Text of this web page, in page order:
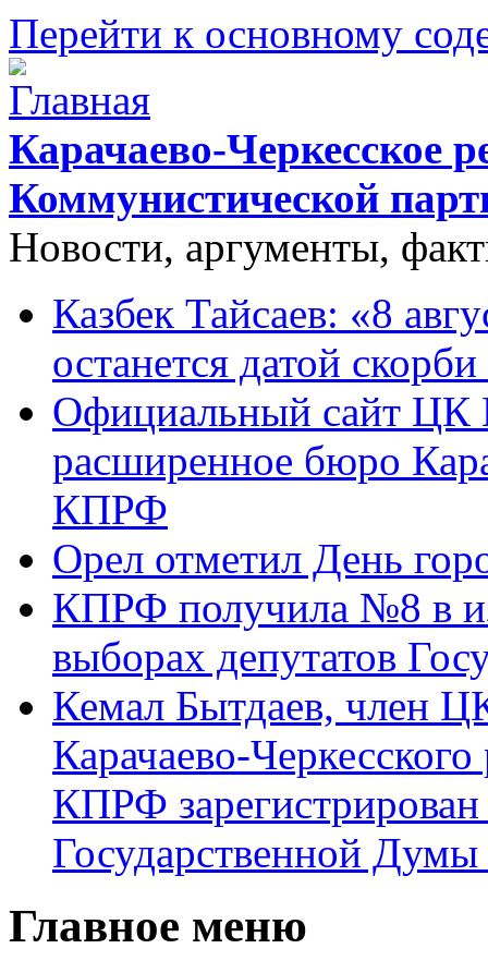
Перейти к основному
Карачаево-Черкесское
Коммунистической
Новости, аргументы,
Казбек Тайсаев: «8
останется датой
Официальный сайт ЦК
расширенное бюро
КПРФ
Орел отметил День
КПРФ получила №8 в
выборах депутатов
Кемал Бытдаев, член
Карачаево-
КПРФ
Государственной
Главное меню